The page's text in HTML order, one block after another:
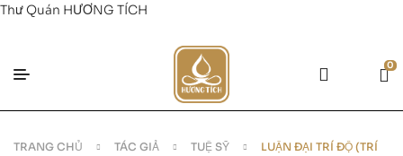
Thư Quán HƯƠNG TÍCH
0
TRANG CHỦ TÁC GIẢ TUỆ SỸ
LUẬN ĐẠI TRÍ ĐỘ (TRÍ